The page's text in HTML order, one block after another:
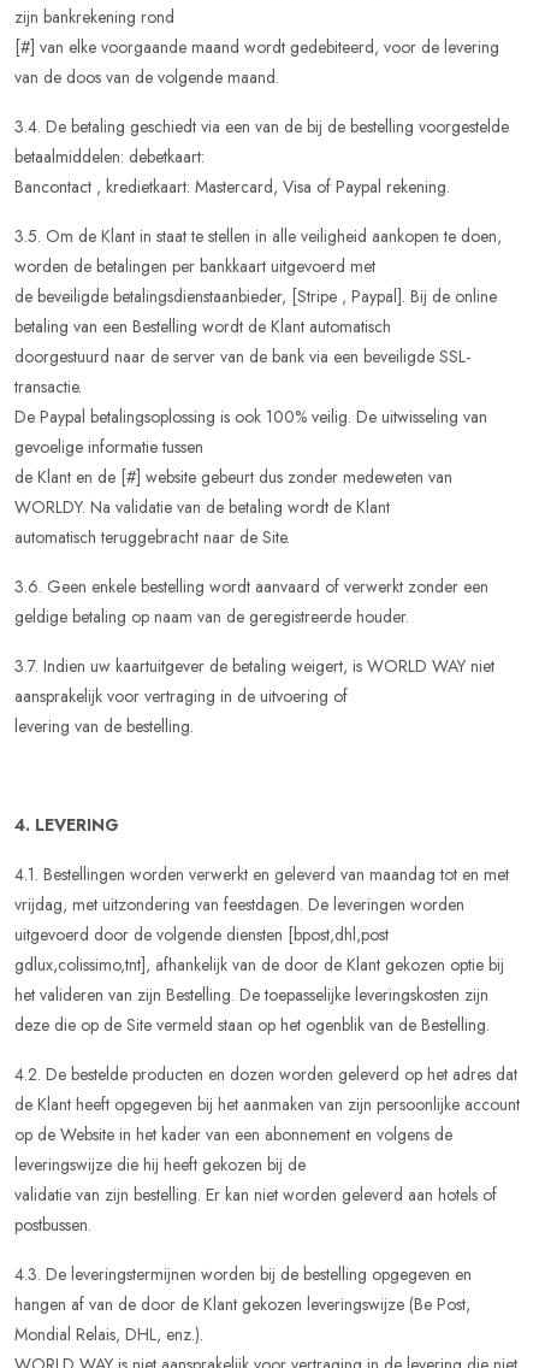
zijn bankrekening rond
[#] van elke voorgaande maand wordt gedebiteerd, voor de levering
van de doos van de volgende maand.
3.4. De betaling geschiedt via een van de bij de bestelling voorgestelde
betaalmiddelen: debetkaart:
Bancontact , kredietkaart: Mastercard, Visa of Paypal rekening.
3.5. Om de Klant in staat te stellen in alle veiligheid aankopen te doen,
worden de betalingen per bankkaart uitgevoerd met
de beveiligde betalingsdienstaanbieder, [Stripe , Paypal]. Bij de online
betaling van een Bestelling wordt de Klant automatisch
doorgestuurd naar de server van de bank via een beveiligde SSL-
transactie.
De Paypal betalingsoplossing is ook 100% veilig. De uitwisseling van
gevoelige informatie tussen
de Klant en de [#] website gebeurt dus zonder medeweten van
WORLDY. Na validatie van de betaling wordt de Klant
automatisch teruggebracht naar de Site.
3.6. Geen enkele bestelling wordt aanvaard of verwerkt zonder een
geldige betaling op naam van de geregistreerde houder.
3.7. Indien uw kaartuitgever de betaling weigert, is WORLD WAY niet
aansprakelijk voor vertraging in de uitvoering of
levering van de bestelling.
4. LEVERING
4.1. Bestellingen worden verwerkt en geleverd van maandag tot en met
vrijdag, met uitzondering van feestdagen. De leveringen worden
uitgevoerd door de volgende diensten [bpost,dhl,post
gdlux,colissimo,tnt], afhankelijk van de door de Klant gekozen optie bij
het valideren van zijn Bestelling. De toepasselijke leveringskosten zijn
deze die op de Site vermeld staan op het ogenblik van de Bestelling.
4.2. De bestelde producten en dozen worden geleverd op het adres dat
de Klant heeft opgegeven bij het aanmaken van zijn persoonlijke account
op de Website in het kader van een abonnement en volgens de
leveringswijze die hij heeft gekozen bij de
validatie van zijn bestelling. Er kan niet worden geleverd aan hotels of
postbussen.
4.3. De leveringstermijnen worden bij de bestelling opgegeven en
hangen af van de door de Klant gekozen leveringswijze (Be Post,
Mondial Relais, DHL, enz.).